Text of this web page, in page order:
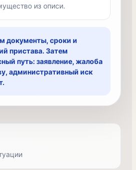
из описи.
документы, сроки и
пристава. Затем
путь: заявление, жалоба
административный иск